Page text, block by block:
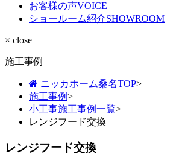
お客様の声VOICE
ショールーム紹介SHOWROOM
× close
施工事例
ニッカホーム桑名TOP>
施工事例>
小工事施工事例一覧>
レンジフード交換
レンジフード交換